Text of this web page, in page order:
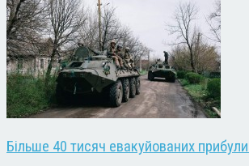
Більше 40 тисяч евакуйованих